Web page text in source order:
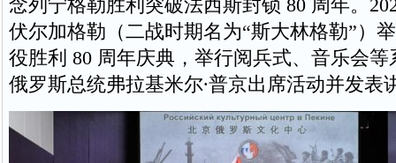
念列宁格勒胜利突破法西斯封锁 80 周年。
伏尔加格勒（二战时期名为“斯大林格勒”）
役胜利 80 周年庆典，举行阅兵式、音乐会
俄罗斯总统弗拉基米尔·普京出席活动并发表